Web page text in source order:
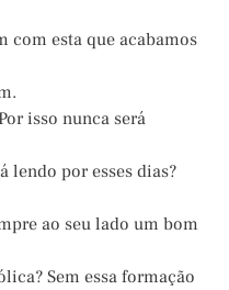
com esta que acabamos
isso nunca será
lendo por esses dias?
ao seu lado um bom
Sem essa formação